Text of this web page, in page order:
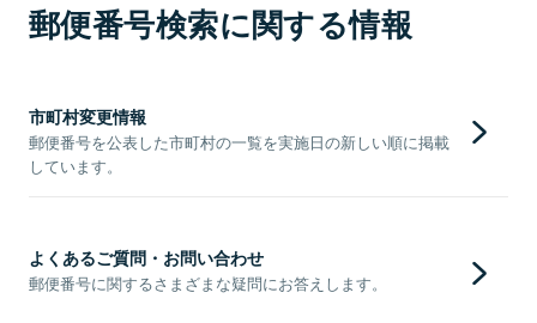
郵便番号検索に関する情報
市町村変更情報
郵便番号を公表した市町村の一覧を実施日の新しい順に掲載
しています。
よくあるご質問・お問い合わせ
郵便番号に関するさまざまな疑問にお答えします。